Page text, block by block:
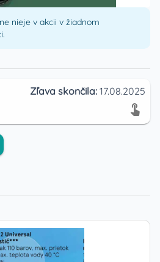
nieje v akcii v žiadnom
Zľava skončila: 17.08.2025